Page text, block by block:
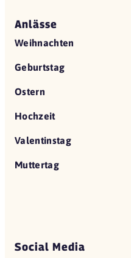
Anlässe
Weihnachten
Geburtstag
Ostern
Hochzeit
Valentinstag
Muttertag
Social Media